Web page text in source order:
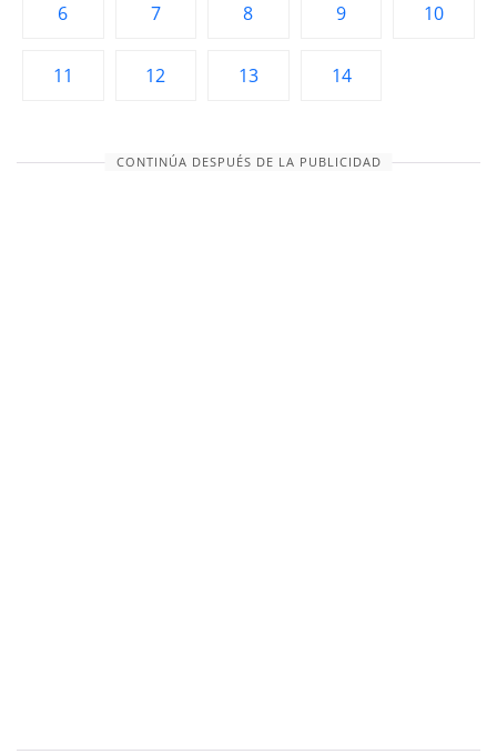
6 7 8 9 10
11 12 13 14
CONTINÚA DESPUÉS DE LA PUBLICIDAD